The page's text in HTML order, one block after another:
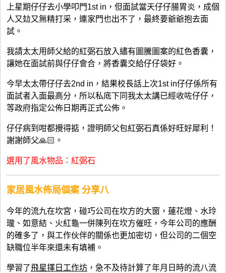
上星期仔仔去小學叩門1st in，但面試當天仔仔腸胃炎，成個
人又攰又無精打采，連家門也出不了，最終要爺爺抱去面
試。
我請太太用師父給的紅弼石放入繡有圖騰圖案的紅色香囊，
讓她在面試前與仔仔會合，將香囊交給仔仔袋好。
今早太太帶仔仔去2nd in，結果校長話上次1st in仔仔係所有
面試者入面最高分，所以私底下同我太太講已經收咗仔仔，
等政府指定公佈日期再正式公佈。
仔仔病到咁都攪得掂，證明師父包紅弼石真係好旺好犀利！
謝謝師父🙏🏻。
選用了風水物品：紅弼石
家居風水佈局個案 分享八
今年的流九在坎宮，碰巧公司在坎方的大窗，蓮花燈、水玲
瓏、如意結、火紅龜一併陳列在坎方催旺，今年公司的應酬
的確多了，與工作伙伴的關係也更加密切，但公司的二個空
缺職位半年來還未有填補。
學習了飛星擇日工作坊 ，急不及待計算了年月日時的流八流